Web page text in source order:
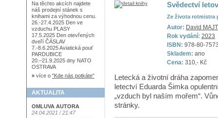
Na těchto akcích najdete
náš prodejní stánek s
knihami za výhodnou cenu.
26.-27.4.2025 Den ve
vzduchu PLASY
17.5.2025 Den otevřených
dveří ČÁSLAV
7.-8.6.2025 Aviatická pouť
PARDUBICE
20.–21.9.2025 dny NATO
OSTRAVA
» více o "Kde nás potkáte"
AKTUALITA
OMLUVA AUTORA
24.04.2021 / 21:47
Svědectví
Ze života rotmistra
Autor: David
Rok vydání: 2023
ISBN: 978-80-
Skladem: ano
Cena: 310,- Kč
Letecká a životní dráha
letectví Eduarda Šimka
„vzduch byl naším mořem“.
stránky.